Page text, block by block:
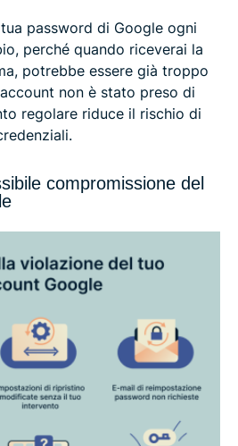
password di Google ogni
perché quando riceverai la
potrebbe essere già troppo
non è stato preso di
regolare riduce il rischio di
compromissione del